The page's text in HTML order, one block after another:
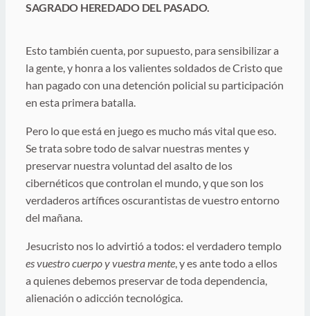
SAGRADO HEREDADO DEL PASADO.
Esto también cuenta, por supuesto, para sensibilizar a
la gente, y honra a los valientes soldados de Cristo que
han pagado con una detención policial su participación
en esta primera batalla.
Pero lo que está en juego es mucho más vital que eso.
Se trata sobre todo de salvar nuestras mentes y
preservar nuestra voluntad del asalto de los
cibernéticos que controlan el mundo, y que son los
verdaderos artífices oscurantistas de vuestro entorno
del mañana.
Jesucristo nos lo advirtió a todos: el verdadero templo
es vuestro cuerpo y vuestra mente, y es ante todo a ellos
a quienes debemos preservar de toda dependencia,
alienación o adicción tecnológica.